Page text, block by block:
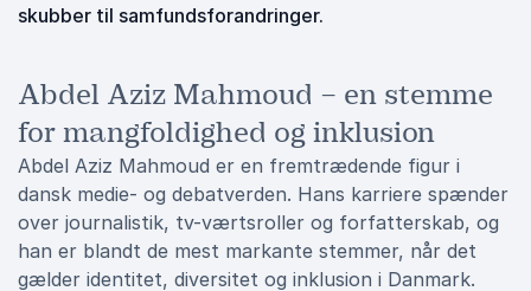
skubber til samfundsforandringer.
Abdel Aziz Mahmoud – en stemme
for mangfoldighed og inklusion
Abdel Aziz Mahmoud er en fremtrædende figur i
dansk medie- og debatverden. Hans karriere spænder
over journalistik, tv-værtsroller og forfatterskab, og
han er blandt de mest markante stemmer, når det
gælder identitet, diversitet og inklusion i Danmark.